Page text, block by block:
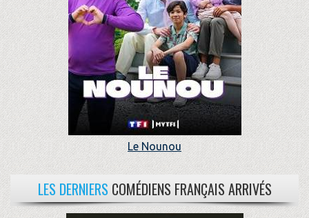
Le Nounou
LES DERNIERS COMÉDIENS FRANÇAIS ARRIVÉS